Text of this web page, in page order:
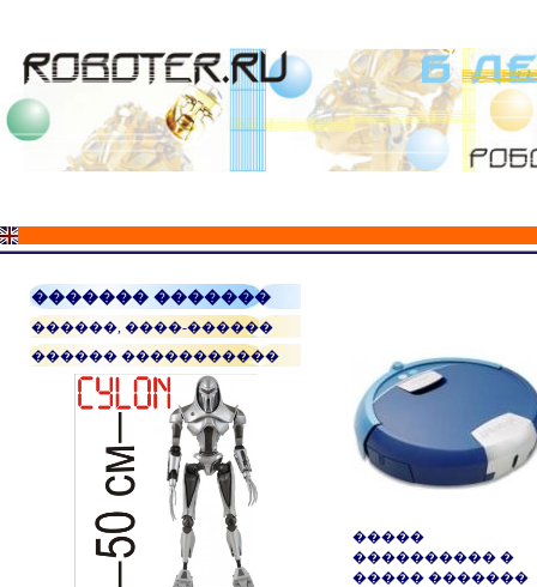
������� �������
������, ����-������
������ �����������
�����
���������� �
����� �������